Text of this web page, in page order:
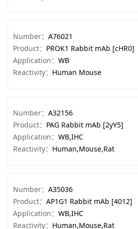
Number： A76021
Product： PROK1 Rabbit mAb [cHR0]
Application： WB
Reactivity： Human Mouse
Number： A32156
Product： PAG Rabbit mAb [2yY5]
Application： WB,IHC
Reactivity： Human,Mouse,Rat
Number： A35036
Product： AP1G1 Rabbit mAb [4012]
Application： WB,IHC
Reactivity： Human,Mouse,Rat